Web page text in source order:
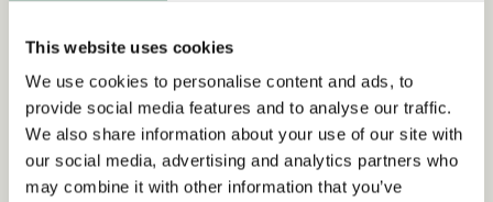
This website uses cookies
We use cookies to personalise content and ads, to
provide social media features and to analyse our traffic.
We also share information about your use of our site with
our social media, advertising and analytics partners who
may combine it with other information that you’ve
ALLES MIT MICHEL
NEU NEU